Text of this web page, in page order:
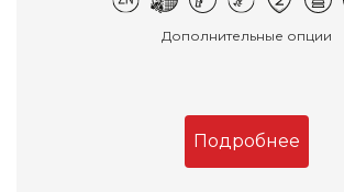
Дополнительные опции
Подробнее